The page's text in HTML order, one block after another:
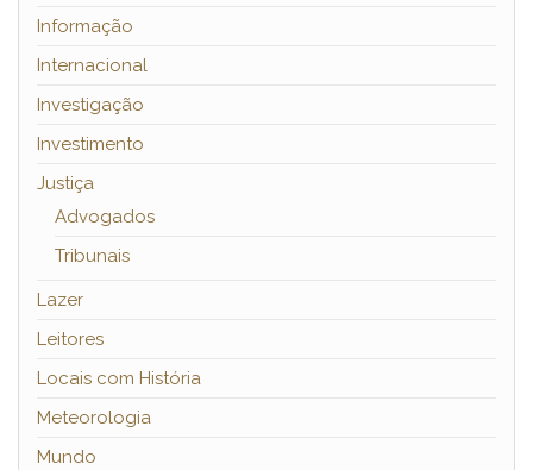
Informação
Internacional
Investigação
Investimento
Justiça
Advogados
Tribunais
Lazer
Leitores
Locais com História
Meteorologia
Mundo